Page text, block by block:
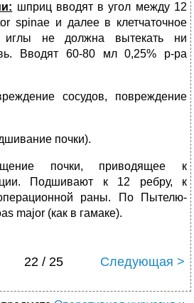
шприц вводят в угол между 12
spinae и далее в клетчаточное
иглы не должна вытекать ни
Вводят 60-80 мл 0,25% р-ра
сосудов, повреждение
почки).
почки, приводящее к
Подшивают к 12 ребру, к
раны. По Пытелю-
major (как в гамаке).
22 / 25 Следующая >